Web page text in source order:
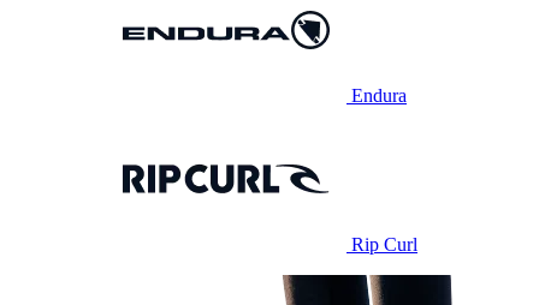
Endura
Rip Curl